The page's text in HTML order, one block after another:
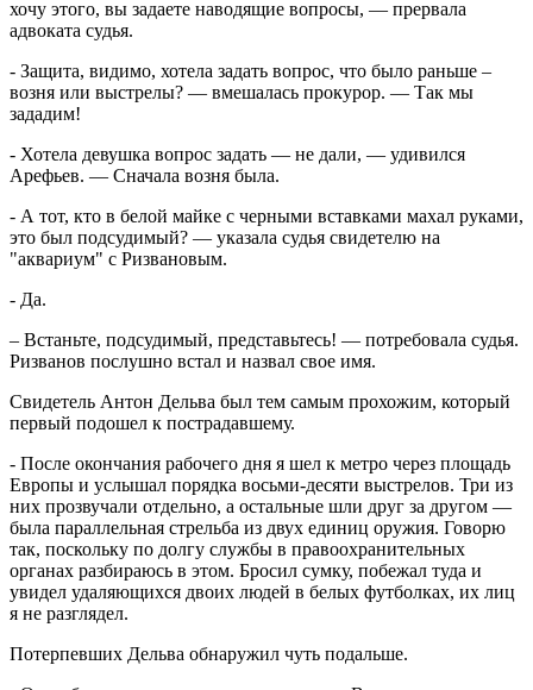
хочу этого, вы задаете наводящие вопросы, — прервала
адвоката судья.
- Защита, видимо, хотела задать вопрос, что было раньше –
возня или выстрелы? — вмешалась прокурор. — Так мы
зададим!
- Хотела девушка вопрос задать — не дали, — удивился
Арефьев. — Сначала возня была.
- А тот, кто в белой майке с черными вставками махал руками,
это был подсудимый? — указала судья свидетелю на
"аквариум" с Ризвановым.
- Да.
– Встаньте, подсудимый, представьтесь! — потребовала судья.
Ризванов послушно встал и назвал свое имя.
Свидетель Антон Дельва был тем самым прохожим, который
первый подошел к пострадавшему.
- После окончания рабочего дня я шел к метро через площадь
Европы и услышал порядка восьми-десяти выстрелов. Три из
них прозвучали отдельно, а остальные шли друг за другом —
была параллельная стрельба из двух единиц оружия. Говорю
так, поскольку по долгу службы в правоохранительных
органах разбираюсь в этом. Бросил сумку, побежал туда и
увидел удаляющихся двоих людей в белых футболках, их лиц
я не разглядел.
Потерпевших Дельва обнаружил чуть подальше.